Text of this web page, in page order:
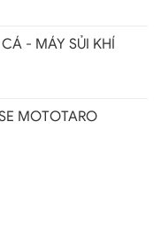
- MÁY SỦI KHÍ
MOTOTARO